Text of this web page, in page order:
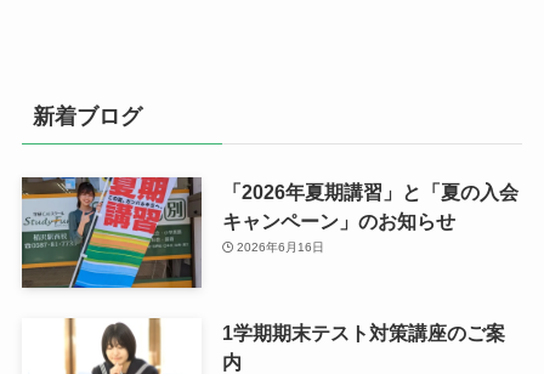
新着ブログ
「2026年夏期講習」と「夏の入会
キャンペーン」のお知らせ
2026年6月16日
1学期期末テスト対策講座のご案
内